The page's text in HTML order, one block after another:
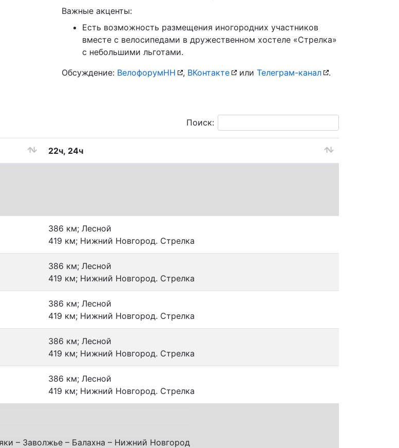
Важные акценты:
Есть возможность размещения иногородних участников
вместе с велосипедами в дружественном хостеле «Стрелка»
с небольшими льготами.
Обсуждение: ВелофорумНН , ВКонтакте или Телеграм-канал .
Поиск:
22ч, 24ч
386 км; Лесной
419 км; Нижний Новгород. Стрелка
386 км; Лесной
419 км; Нижний Новгород. Стрелка
386 км; Лесной
419 км; Нижний Новгород. Стрелка
386 км; Лесной
419 км; Нижний Новгород. Стрелка
386 км; Лесной
419 км; Нижний Новгород. Стрелка
– Заволжье – Балахна – Нижний Новгород